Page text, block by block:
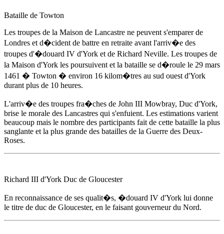
Bataille de Towton
Les troupes de la Maison de Lancastre ne peuvent s'emparer de
Londres et d�cident de battre en retraite avant l'arriv�e des
troupes d'�douard IV d'York et de Richard Neville. Les troupes de
la Maison d'York les poursuivent et la bataille se d�roule le 29 mars
1461 � Towton � environ 16 kilom�tres au sud ouest d'York
durant plus de 10 heures.
L'arriv�e des troupes fra�ches de John III Mowbray, Duc d'York,
brise le morale des Lancastres qui s'enfuient. Les estimations varient
beaucoup mais le nombre des participants fait de cette bataille la plus
sanglante et la plus grande des batailles de la Guerre des Deux-
Roses.
Richard III d'York Duc de Gloucester
En reconnaissance de ses qualit�s, �douard IV d'York lui donne
le titre de duc de Gloucester, en le faisant gouverneur du Nord.